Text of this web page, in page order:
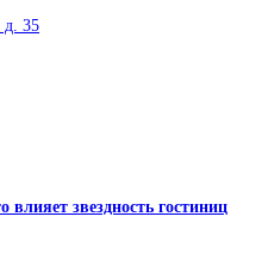
д. 35
влияет звездность гостиниц